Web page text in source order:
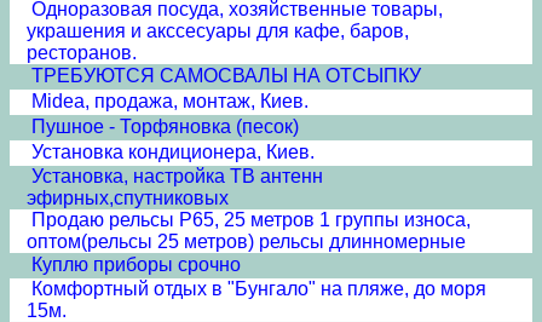
Одноразовая посуда, хозяйственные товары,
украшения и акссесуары для кафе, баров,
ресторанов.
ТРЕБУЮТСЯ САМОСВАЛЫ НА ОТСЫПКУ
Midea, продажа, монтаж, Киев.
Пушное - Торфяновка (песок)
Установка кондиционера, Киев.
Установка, настройка ТВ антенн
эфирных,спутниковых
Продаю рельсы Р65, 25 метров 1 группы износа,
оптом(рельсы 25 метров) рельсы длинномерные
Куплю приборы срочно
Комфортный отдых в "Бунгало" на пляже, до моря
15м.